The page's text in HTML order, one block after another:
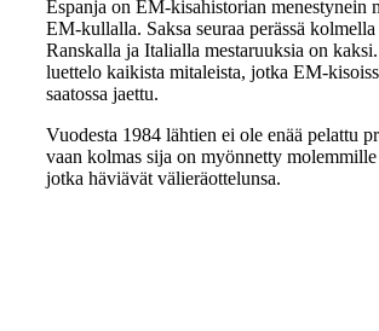
Espanja on EM-kisahistorian menestynein
EM-kullalla. Saksa seuraa perässä
Ranskalla ja Italialla mestaruuksia on
luettelo kaikista mitaleista, jotka EM-
saatossa jaettu.
Vuodesta 1984 lähtien ei ole enää pelattu
vaan kolmas sija on myönnetty
jotka häviävät välieräottelunsa.